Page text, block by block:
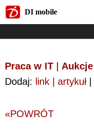
DI mobile
Praca w IT Aukcje
Dodaj: link | artykuł|
«POWRÓT
DI mobile